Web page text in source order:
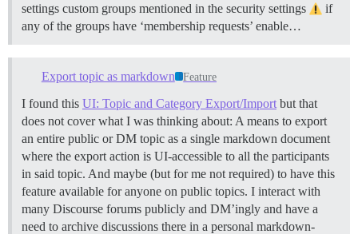
settings custom groups mentioned in the security settings
if
any of the groups have ‘membership requests’ enable…
Export topic as markdown Feature
I found this UI: Topic and Category Export/Import but that
does not cover what I was thinking about: A means to export
an entire public or DM topic as a single markdown document
where the export action is UI-accessible to all the participants
in said topic. And maybe (but for me not required) to have this
feature available for anyone on public topics. I interact with
many Discourse forums publicly and DM’ingly and have a
need to archive discussions there in a personal markdown-